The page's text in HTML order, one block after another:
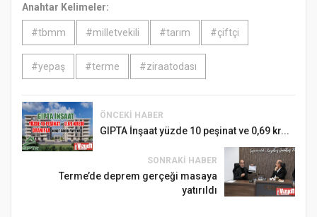
Anahtar Kelimeler:
#tbmm #milletvekili #tarım #çiftçi
#yepaş #terme #ziraatodası
ÖNCEKI HABER
GIPTA İnşaat yüzde 10 peşinat ve 0,69 kr...
SONRAKI HABER
Terme’de deprem gerçeği masaya
yatırıldı